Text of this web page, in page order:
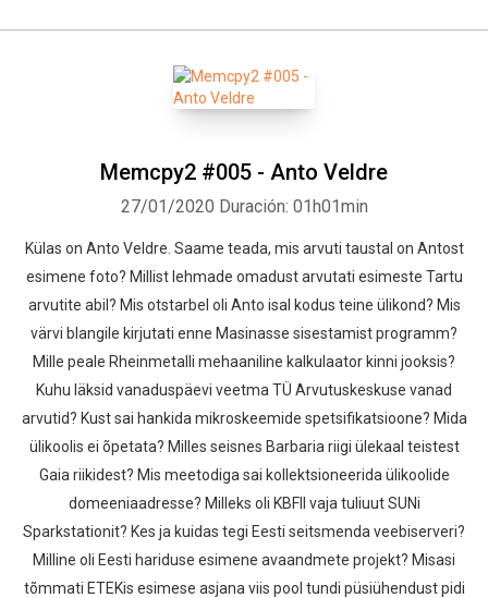
Memcpy2 #005 - Anto Veldre
27/01/2020 Duración: 01h01min
Külas on Anto Veldre. Saame teada, mis arvuti taustal on Antost
esimene foto? Millist lehmade omadust arvutati esimeste Tartu
arvutite abil? Mis otstarbel oli Anto isal kodus teine ülikond? Mis
värvi blangile kirjutati enne Masinasse sisestamist programm?
Mille peale Rheinmetalli mehaaniline kalkulaator kinni jooksis?
Kuhu läksid vanaduspäevi veetma TÜ Arvutuskeskuse vanad
arvutid? Kust sai hankida mikroskeemide spetsifikatsioone? Mida
ülikoolis ei õpetata? Milles seisnes Barbaria riigi ülekaal teistest
Gaia riikidest? Mis meetodiga sai kollektsioneerida ülikoolide
domeeniaadresse? Milleks oli KBFIl vaja tuliuut SUNi
Sparkstationit? Kes ja kuidas tegi Eesti seitsmenda veebiserveri?
Milline oli Eesti hariduse esimene avaandmete projekt? Misasi
tõmmati ETEKis esimese asjana viis pool tundi püsiühendust pidi